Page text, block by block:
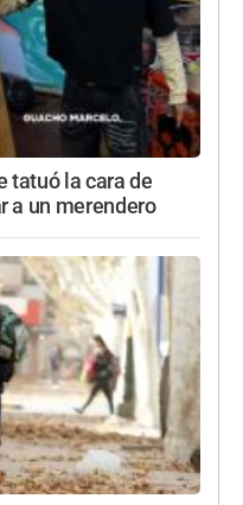
tatuó la cara de
a un merendero